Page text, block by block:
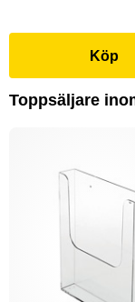
Köp
Toppsäljare